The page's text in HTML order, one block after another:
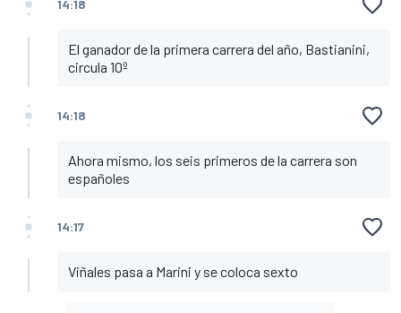
14:18
El ganador de la primera carrera del año, Bastianini,
circula 10º
14:18
Ahora mismo, los seis primeros de la carrera son
españoles
14:17
Viñales pasa a Marini y se coloca sexto